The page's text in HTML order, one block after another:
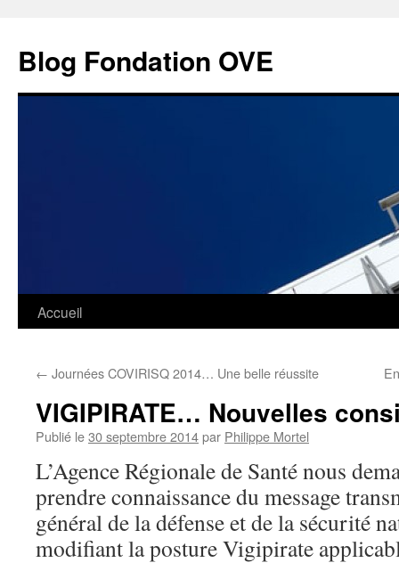
contenu
Blog Fondation OVE
Accueil
← Journées COVIRISQ 2014… Une belle réussite
VIGIPIRATE… Nouvelles
Publié le30 septembre 2014par Philippe Mortel
L’Agence Régionale de Santé nous
prendre connaissance du message
général de la défense et de la sécurité
modifiant la posture Vigipirate